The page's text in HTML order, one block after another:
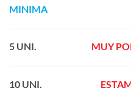
MINIMA
5 UNI. MUY
10 UNI.